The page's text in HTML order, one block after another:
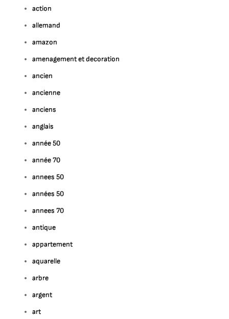
action
allemand
amazon
amenagement et decoration
ancien
ancienne
anciens
anglais
année 50
année 70
annees 50
années 50
annees 70
antique
appartement
aquarelle
arbre
argent
art